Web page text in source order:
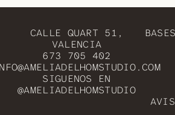
CALLE QUART 51,
VALENCIA
673 705 402
SIGUENOS EN
@AMELIADELHOMSTUDIO